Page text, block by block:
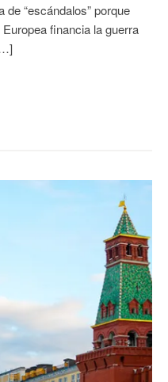
de “escándalos” porque
financia la guerra